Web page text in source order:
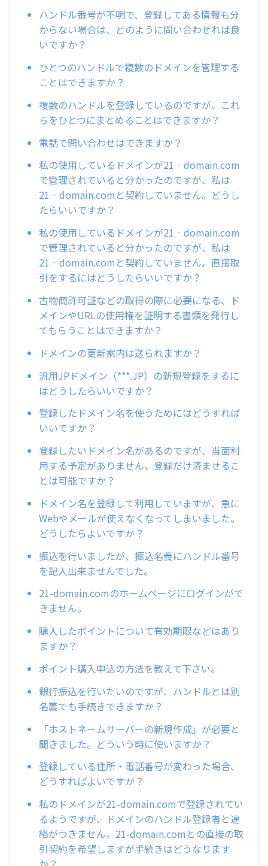
ハンドル番号が不明で、登録してある情報も分
からない場合は、どのように問い合わせれば良
いですか？
ひとつのハンドルで複数のドメインを管理する
ことはできますか？
複数のハンドルを登録しているのですが、これ
らをひとつにまとめることはできますか？
電話で問い合わせはできますか？
私の使用しているドメインが21‐domain.com
で管理されていると分かったのですが、私は
21‐domain.comと契約していません。どうし
たらいいですか？
私の使用しているドメインが21‐domain.com
で管理されていると分かったのですが、私は
21‐domain.comと契約していません。直接取
引をするにはどうしたらいいですか？
古物商許可証などの取得の際に必要になる、ド
メインやURLの使用権を証明する書類を発行し
てもらうことはできますか？
ドメインの更新案内は送られますか？
汎用JPドメイン（***.JP）の新規登録をするに
はどうしたらいいですか？
登録したドメイン名を使うためにはどうすれば
いいですか？
登録したいドメイン名があるのですが、当面利
用する予定がありません。登録だけ済ませるこ
とは可能ですか？
ドメイン名を登録して利用していますが、急に
Webやメールが使えなくなってしまいました。
どうしたらよいですか？
振込を行いましたが、振込名義にハンドル番号
を記入出来ませんでした。
21-domain.comのホームページにログインがで
きません。
購入したポイントについて有効期限などはあり
ますか？
ポイント購入申込の方法を教えて下さい。
銀行振込を行いたいのですが、ハンドルとは別
名義でも手続きできますか？
「ホストネームサーバーの新規作成」が必要と
聞きました。どういう時に使いますか？
登録している住所・電話番号が変わった場合、
どうすればよいですか？
私のドメインが21-domain.comで登録されてい
るようですが、ドメインのハンドル登録者と連
絡がつきません。21-domain.comとの直接の取
引契約を希望しますが手続きはどうなります